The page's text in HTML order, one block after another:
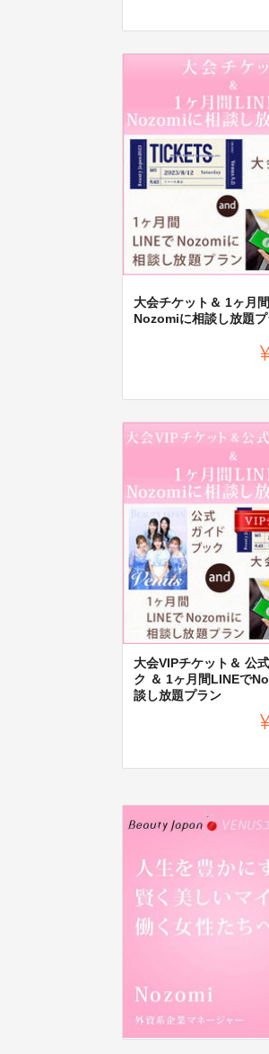
大会チケット＆ 1ヶ月
Nozomiに相談し放題
大会VIPチケット＆ 公
ク ＆ 1ヶ月間LINEで
談し放題プラン